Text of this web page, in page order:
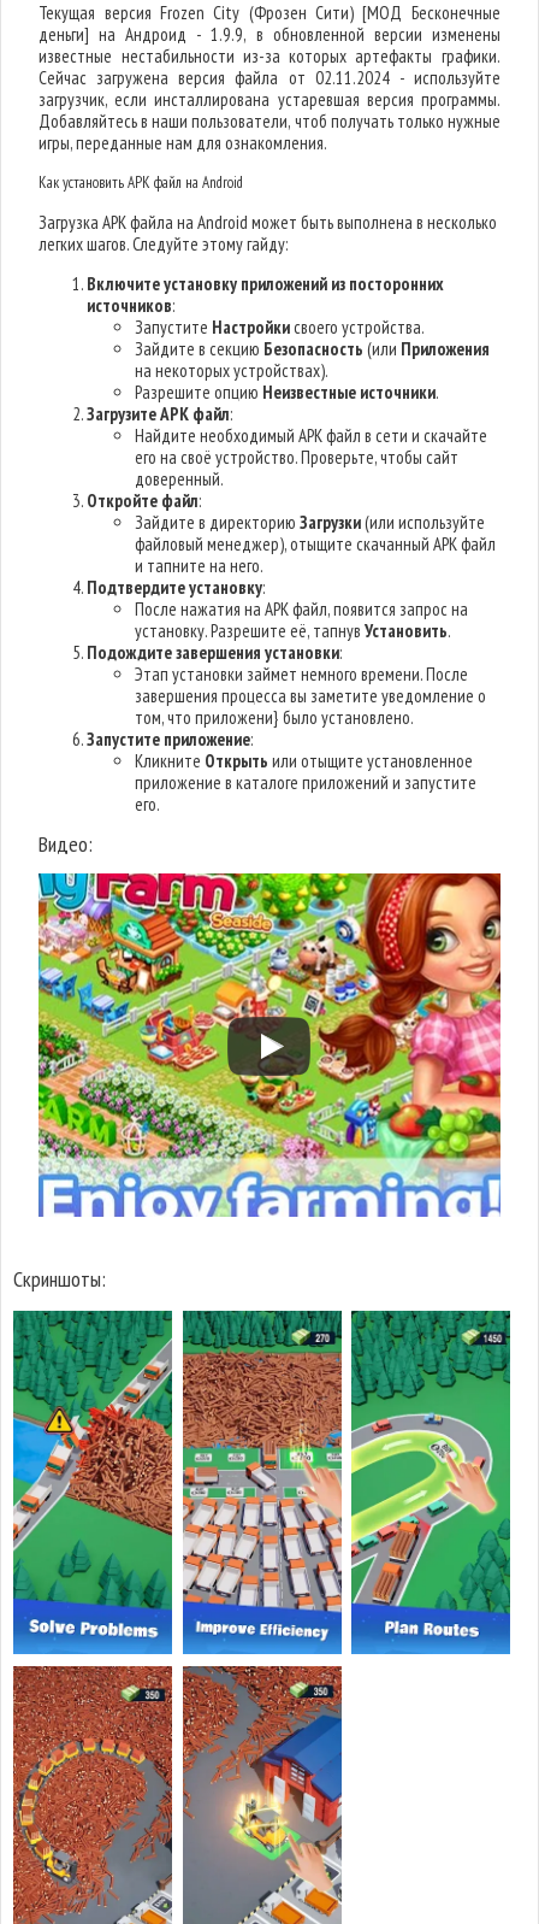
Текущая версия Frozen City (Фрозен Сити) [МОД Бесконечные
деньги] на Андроид - 1.9.9, в обновленной версии изменены
известные нестабильности из-за которых артефакты графики.
Сейчас загружена версия файла от 02.11.2024 - используйте
загрузчик, если инсталлирована устаревшая версия программы.
Добавляйтесь в наши пользователи, чтоб получать только нужные
игры, переданные нам для ознакомления.
Как установить APK файл на Android
Загрузка APK файла на Android может быть выполнена в несколько
легких шагов. Следуйте этому гайду:
Включите установку приложений из посторонних
источников:
Запустите Настройкисвоего устройства.
Зайдите в секцию Безопасность (или Приложения
на некоторых устройствах).
Разрешите опцию Неизвестные источники.
Загрузите APK файл:
Найдите необходимый APK файл в сети и скачайте
его на своё устройство. Проверьте, чтобы сайт
доверенный.
Откройте файл:
Зайдите в директориюЗагрузки(или используйте
файловый менеджер), отыщите скачанный APK файл
и тапните на него.
Подтвердите установку:
После нажатия на APK файл, появится запрос на
установку. Разрешите её, тапнувУстановить.
Подождите завершения установки:
Этап установки займет немного времени. После
завершения процесса вы заметите уведомление о
том, что приложени} было установлено.
Запустите приложение:
Кликните Открыть или отыщите установленное
приложение в каталоге приложений и запустите
его.
Видео:
Скриншоты: